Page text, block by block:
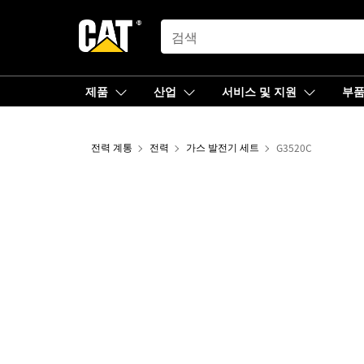
SEARCH
제품 산업 서비스 및 지원 부품
전력 계통 전력 가스 발전기 세트 G3520C